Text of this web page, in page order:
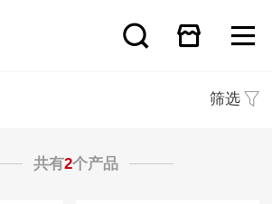
筛选
共有2个产品